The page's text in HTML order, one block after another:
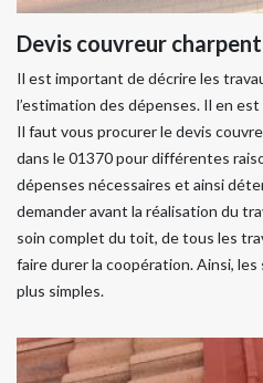
Devis couvreur
Il est important de décrire les
l’estimation des dépenses. Il en
Il faut vous procurer le devis
dans le 01370 pour différentes
dépenses nécessaires et ainsi
demander avant la réalisation du
soin complet du toit, de tous les
faire durer la coopération. Ainsi,
plus simples.